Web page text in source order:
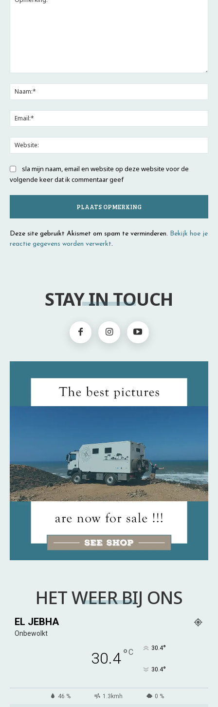
sla mijn naam, email en website op deze website voor de
volgende keer dat ik commentaar geef
Deze site gebruikt Akismet om spam te verminderen. Bekijk hoe je
reactie gegevens worden verwerkt.
STAY IN TOUCH
HET WEER BIJ ONS
EL JEBHA
Onbewolkt
30.4°C 30.4°
30.4°
46 % 1.3kmh 0 %